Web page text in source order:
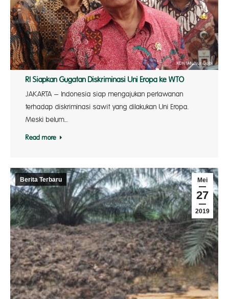
RI Siapkan Gugatan Diskriminasi Uni Eropa ke WTO
JAKARTA – Indonesia siap mengajukan perlawanan
terhadap diskriminasi sawit yang dilakukan Uni Eropa.
Meski belum…
Read more
Mei
27
2019
Berita Terbaru